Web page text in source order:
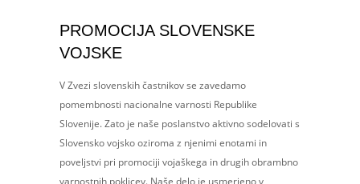
PROMOCIJA SLOVENSKE
VOJSKE
V Zvezi slovenskih častnikov se zavedamo
pomembnosti nacionalne varnosti Republike
Slovenije. Zato je naše poslanstvo aktivno sodelovati s
Slovensko vojsko oziroma z njenimi enotami in
poveljstvi pri promociji vojaškega in drugih obrambno
varnostnih poklicev. Naše delo je usmerjeno v